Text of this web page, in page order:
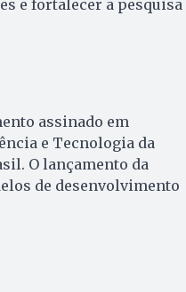
e fortalecer a pesquisa
assinado em
e Tecnologia da
O lançamento da
de desenvolvimento